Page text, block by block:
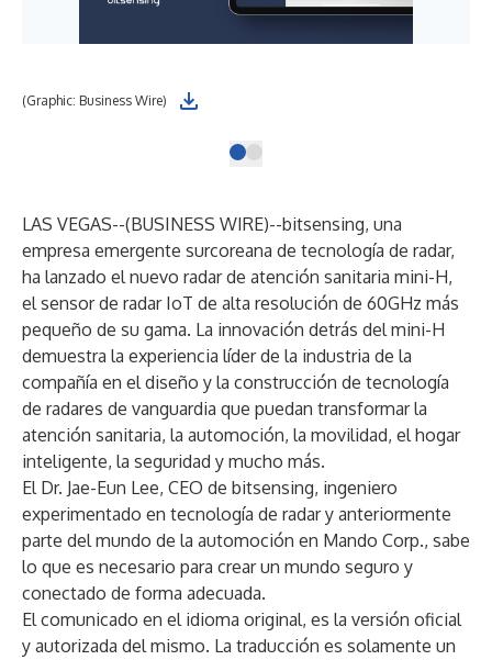
(Graphic: Business Wire)
LAS VEGAS--(BUSINESS WIRE)--bitsensing, una
empresa emergente surcoreana de tecnología de radar,
ha lanzado el nuevo radar de atención sanitaria mini-H,
el sensor de radar IoT de alta resolución de 60GHz más
pequeño de su gama. La innovación detrás del mini-H
demuestra la experiencia líder de la industria de la
compañía en el diseño y la construcción de tecnología
de radares de vanguardia que puedan transformar la
atención sanitaria, la automoción, la movilidad, el hogar
inteligente, la seguridad y mucho más.
El Dr. Jae-Eun Lee, CEO de bitsensing, ingeniero
experimentado en tecnología de radar y anteriormente
parte del mundo de la automoción en Mando Corp., sabe
lo que es necesario para crear un mundo seguro y
conectado de forma adecuada.
El comunicado en el idioma original, es la versión oficial
y autorizada del mismo. La traducción es solamente un